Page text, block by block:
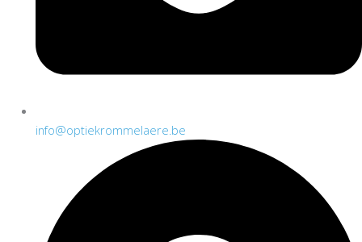
info@optiekrommelaere.be